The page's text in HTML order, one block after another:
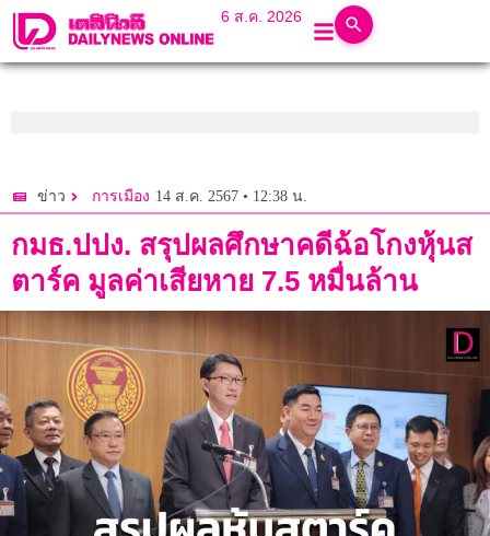
6 ส.ค. 2026
ข่าว การเมือง 14 ส.ค. 2567 • 12:38 น.
กมธ.ปปง.​ สรุปผลศึกษาคดีฉ้อโกงหุ้นส
ตาร์ค​ มูลค่าเสียหาย​ 7.5 หมื่นล้าน​